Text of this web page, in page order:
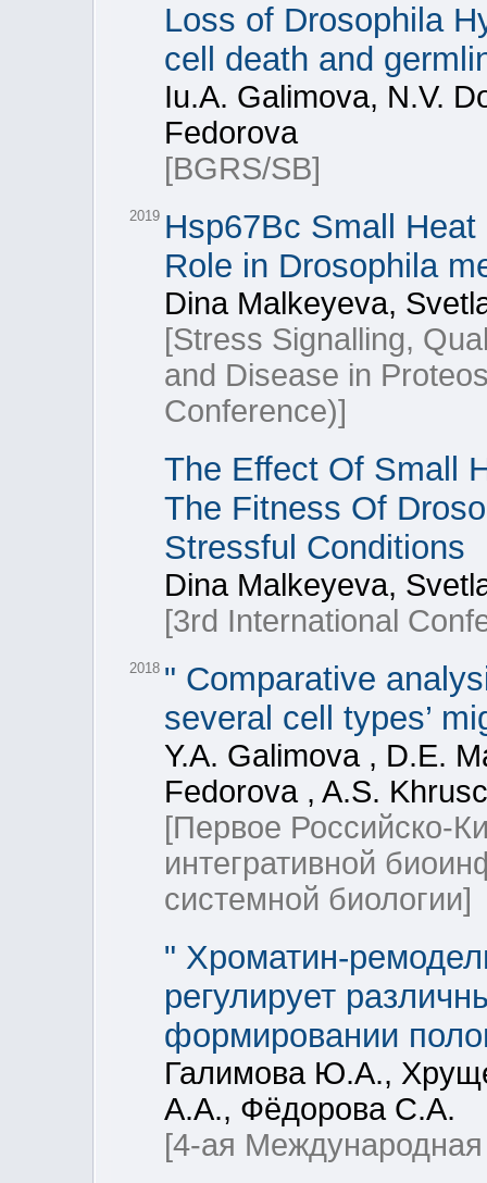
Loss of Drosophila
cell death and
Iu.A. Galimova, N.V.
Fedorova
[BGRS/SB]
2019 Hsp67Bc Small
Role in Drosophila
Dina Malkeyeva,
[Stress Signalling,
and Disease in
Conference)]
The Effect Of Small
The Fitness Of
Stressful Conditions
Dina Malkeyeva,
[3rd International
2018 " Comparative
several cell types’
Y.A. Galimova , D.E.
Fedorova , A.S.
[Первое Российско-
интегративной
системной биологии]
" Хроматин-
регулирует
формировании
Галимова Ю.А.,
А.А., Фёдорова С.А.
[4-ая